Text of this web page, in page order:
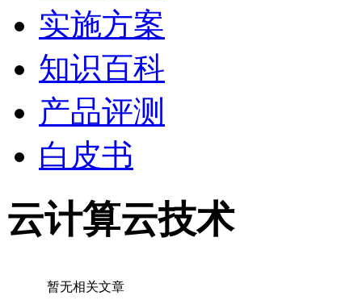
实施方案
知识百科
产品评测
白皮书
云计算云技术
暂无相关文章